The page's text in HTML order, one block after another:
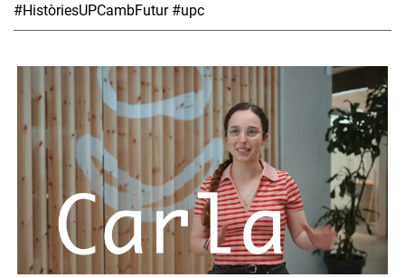
#HistòriesUPCambFutur #upc